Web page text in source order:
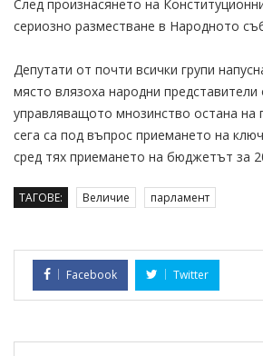
След произнасянето на
сериозно разместване в Народното
Депутати от почти всички групи
място влязоха народни представители
управляващото мнозинство остана на
сега са под въпрос приемането на
сред тях приемането на бюджетът за
ТАГОВЕ: Величие парламент
Facebook Twitter